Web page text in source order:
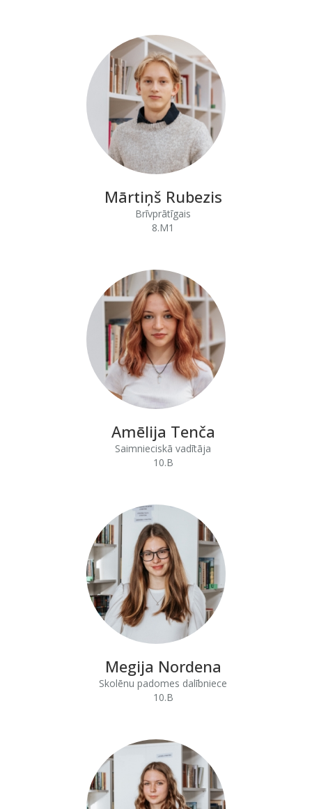
Mārtiņš Rubezis
Brīvprātīgais
8.M1
Amēlija Tenča
Saimnieciskā vadītāja
10.B
Megija Nordena
Skolēnu padomes dalībniece
10.B